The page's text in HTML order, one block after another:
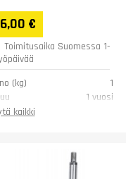
€
Toimitusaika Suomessa 1-
(kg)
1
1 vuosi
kaikki